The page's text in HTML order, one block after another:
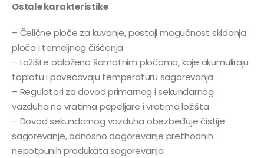
Ostale karakteristike
– Čelične ploče za kuvanje, postoji mogućnost skidanja
ploča i temeljnog čišćenja
– Ložište obloženo šamotnim pločama, koje akumuliraju
toplotu i povećavaju temperaturu sagorevanja
– Regulatori za dovod primarnog i sekundarnog
vazduha na vratima pepeljare i vratima ložišta
– Dovod sekundarnog vazduha obezbeđuje čistije
sagorevanje, odnosno dogorevanje prethodnih
nepotpunih produkata sagorevanja